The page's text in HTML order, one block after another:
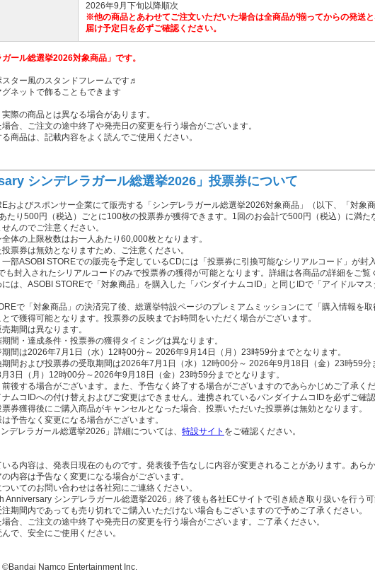
2026年9月下旬以降順次
※他の商品とあわせてご注文いただいた場合は全商品が揃ってからの発送
届け予定日を必ずご確認ください。
ール総選挙2026対象商品」です。
ター風のスタンドフレームです♬
ネットで飾ることもできます
際の商品とは異なる場合があります。
合、ご注文の途中終了や発売日の変更を行う場合がございます。
商品は、記載内容をよく読んでご使用ください。
シンデレラガール総選挙2026」投票券について
およびスポンサー企業にて販売する「シンデレラガール総選挙2026対象商品」（以下、「対象
たり500円（税込）ごとに100枚の投票券が獲得できます。1回のお会計で500円（税込）に満た
んのでご注意ください。
体の上限枚数はお一人あたり60,000枚となります。
票券は無効となりますため、ご注意ください。
部ASOBI STOREでの販売を予定しているCDには「投票券に引換可能なシリアルコード」が封
も封入されたシリアルコードのみで投票券の獲得が可能となります。詳細は各商品の詳細をご覧
は、ASOBI STOREで「対象商品」を購入した「バンダイナムコID」と同じIDで「アイドルマ
で「対象商品」の決済完了後、総選挙特設ページのプレミアムミッションにて「購入情報を
で獲得可能となります。投票券の反映までお時間をいただく場合がございます。
期間は異なります。
間・達成条件・投票券の獲得タイミングは異なります。
間は2026年7月1日（水）12時00分～ 2026年9月14日（月）23時59分までとなります。
間および投票券の受取期間は2026年7月1日（水）12時00分～ 2026年9月18日（金）23時59分
3日（月）12時00分～2026年9月18日（金）23時59分までとなります。
後する場合がございます。また、予告なく終了する場合がございますのであらかじめご了承くだ
ムコIDへの付け替えおよびご変更はできません。連携されているバンダイナムコIDを必ずご確認
券獲得後にご購入商品がキャンセルとなった場合、投票いただいた投票券は無効となります。
予告なく変更になる場合がございます。
デレラガール総選挙2026」詳細については、 特設サイト をご確認ください。
る内容は、発表日現在のものです。発表後予告なしに内容が変更されることがあります。あらか
内容は予告なく変更になる場合がございます。
いてのお問い合わせは各社宛にご連絡ください。
シンデレラガール総選挙2026」終了後も各社ECサイトで引き続き取り扱いを行う可
期間内であっても売り切れでご購入いただけない場合もございますので予めご了承ください。
合、ご注文の途中終了や発売日の変更を行う場合がございます。ご了承ください。
で、安全にご使用ください。
Namco Entertainment Inc.